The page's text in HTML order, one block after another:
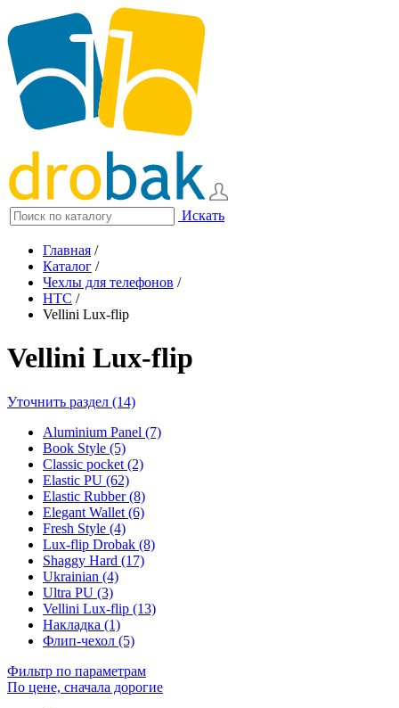
Искать
Главная /
Каталог /
Чехлы для телефонов /
HTC /
Vellini Lux-flip
Vellini Lux-flip
Уточнить раздел (14)
Aluminium Panel (7)
Book Style (5)
Classic pocket (2)
Elastic PU (62)
Elastic Rubber (8)
Elegant Wallet (6)
Fresh Style (4)
Lux-flip Drobak (8)
Shaggy Hard (17)
Ukrainian (4)
Ultra PU (3)
Vellini Lux-flip (13)
Накладка (1)
Флип-чехол (5)
Фильтр по параметрам
По цене, сначала дорогие